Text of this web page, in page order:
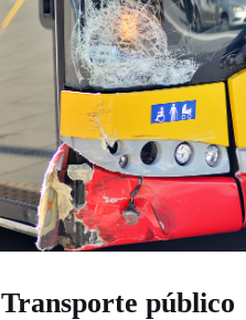
Transporte público